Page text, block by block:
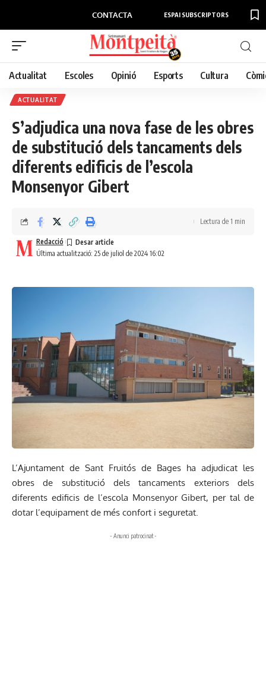
CONTACTA ESPAI SUBSCRIPTORS
Actualitat Escoles Opinió Esports Cultura
ACTUALITAT
S’adjudica una nova fase de les obres
de substitució dels tancaments dels
diferents edificis de l’escola
Monsenyor Gibert
Última actualització: 25 de juliol de 2024 16:02
Redacció
Lectura de 1 min
L’Ajuntament de Sant Fruitós de Bages ha adjudicat les
obres de substitució dels tancaments exteriors dels
diferents edificis de l’escola Monsenyor Gibert, per tal de
dotar l’equipament de més confort i seguretat.
- Anunci patrocinat -